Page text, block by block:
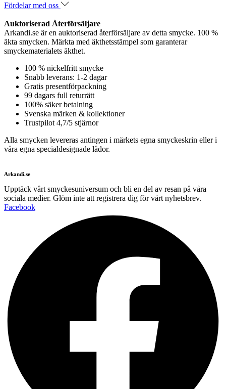
Fördelar med oss
Auktoriserad Återförsäljare
Arkandi.se är en auktoriserad återförsäljare av detta smycke. 100 %
äkta smycken. Märkta med äkthetsstämpel som garanterar
smyckematerialets äkthet.
100 % nickelfritt smycke
Snabb leverans: 1-2 dagar
Gratis presentförpackning
99 dagars full returrätt
100% säker betalning
Svenska märken & kollektioner
Trustpilot 4,7/5 stjärnor
Alla smycken levereras antingen i märkets egna smyckeskrin eller i
våra egna specialdesignade lådor.
Arkandi.se
Upptäck vårt smyckesuniversum och bli en del av resan på våra
sociala medier. Glöm inte att registrera dig för vårt nyhetsbrev.
Facebook